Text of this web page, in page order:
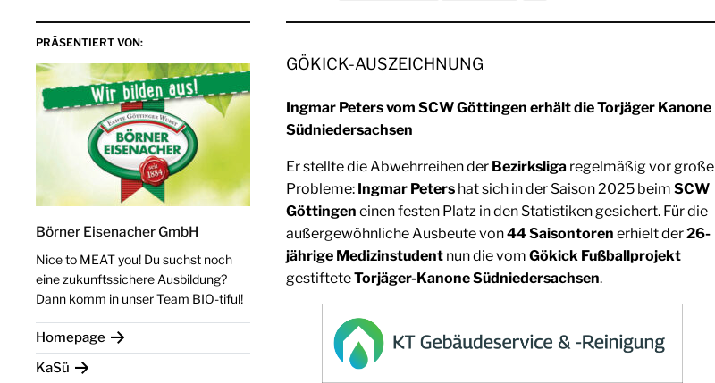
PRÄSENTIERT VON:
Börner Eisenacher GmbH
Nice to MEAT you! Du suchst noch
eine zukunftssichere Ausbildung?
Dann komm in unser Team BIO-tiful!
Homepage
KaSü
GÖKICK-AUSZEICHNUNG
Ingmar Peters vom SCW Göttingen erhält die Torjäger Kanone
Südniedersachsen
Er stellte die Abwehrreihen der Bezirksliga regelmäßig vor große
Probleme: Ingmar Peters hat sich in der Saison 2025 beim SCW
Göttingen einen festen Platz in den Statistiken gesichert. Für die
außergewöhnliche Ausbeute von44 Saisontoren erhielt der26-
jährige Medizinstudent nun die vom Gökick Fußballprojekt
gestifteteTorjäger-Kanone Südniedersachsen.